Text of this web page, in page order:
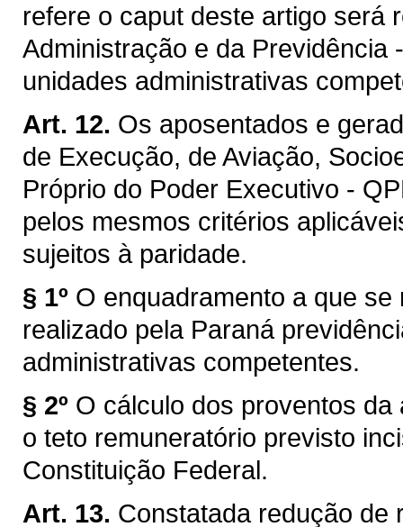
refere o caput deste artigo será
Administração e da Previdência
unidades administrativas
Art. 12. Os aposentados e
de Execução, de Aviação,
Próprio do Poder Executivo -
pelos mesmos critérios
sujeitos à paridade.
§ 1º O enquadramento a que
realizado pela Paraná
administrativas competentes.
§ 2º O cálculo dos proventos
o teto remuneratório previsto
Constituição Federal.
Art. 13. Constatada redução de